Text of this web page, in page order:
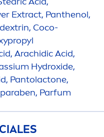
Extract, Panthenol,
Coco-
Arachidic Acid,
Hydroxide,
Pantolactone,
Parfum